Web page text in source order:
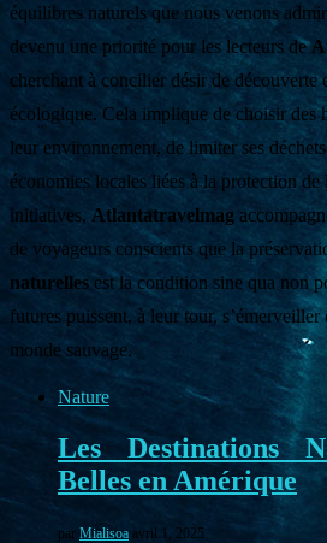
équilibres naturels que nous venons
devenu une priorité pour les lecteurs de
cherchant à concilier désir de découverte
écologique. Cela implique de choisir des
leur environnement, de limiter ses
économies locales liées à la protection
initiatives, Atlantatravelmag
de voyageurs conscients que la
naturelles est la condition sine qua non
futures puissent, à leur tour,
monde sauvage.
Nature
Les Destinations
Belles en Amérique
par Mialisoa avril 1, 2025